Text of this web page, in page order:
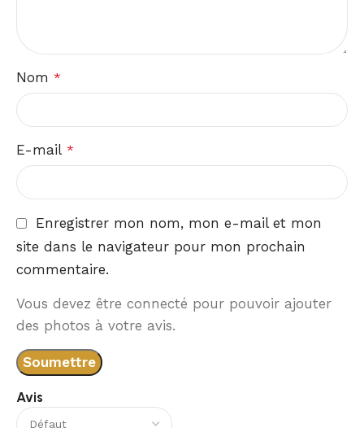
Avis
Nom *
E-mail *
Enregistrer mon nom, mon e-mail et mon
site dans le navigateur pour mon prochain
commentaire.
Vous devez être connecté pour pouvoir ajouter
des photos à votre avis.